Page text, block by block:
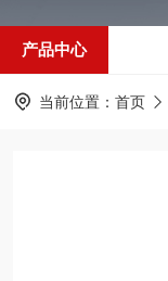
产品中心
当前位置： 首页